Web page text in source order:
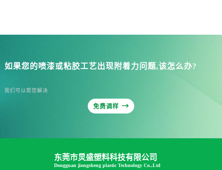
如果您的喷漆或粘胶工艺出现附着力问题,该怎么办?
我们可以帮您解决
免费调样 
东莞市炅盛塑料科技有限公司
Dongguan jiongsheng plastic Technology Co.,Ltd